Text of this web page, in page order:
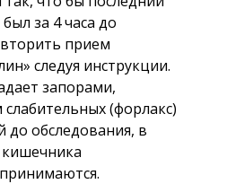
за 4 часа до
прием
следуя инструкции.
запорами,
(форлакс)
до обследования, в